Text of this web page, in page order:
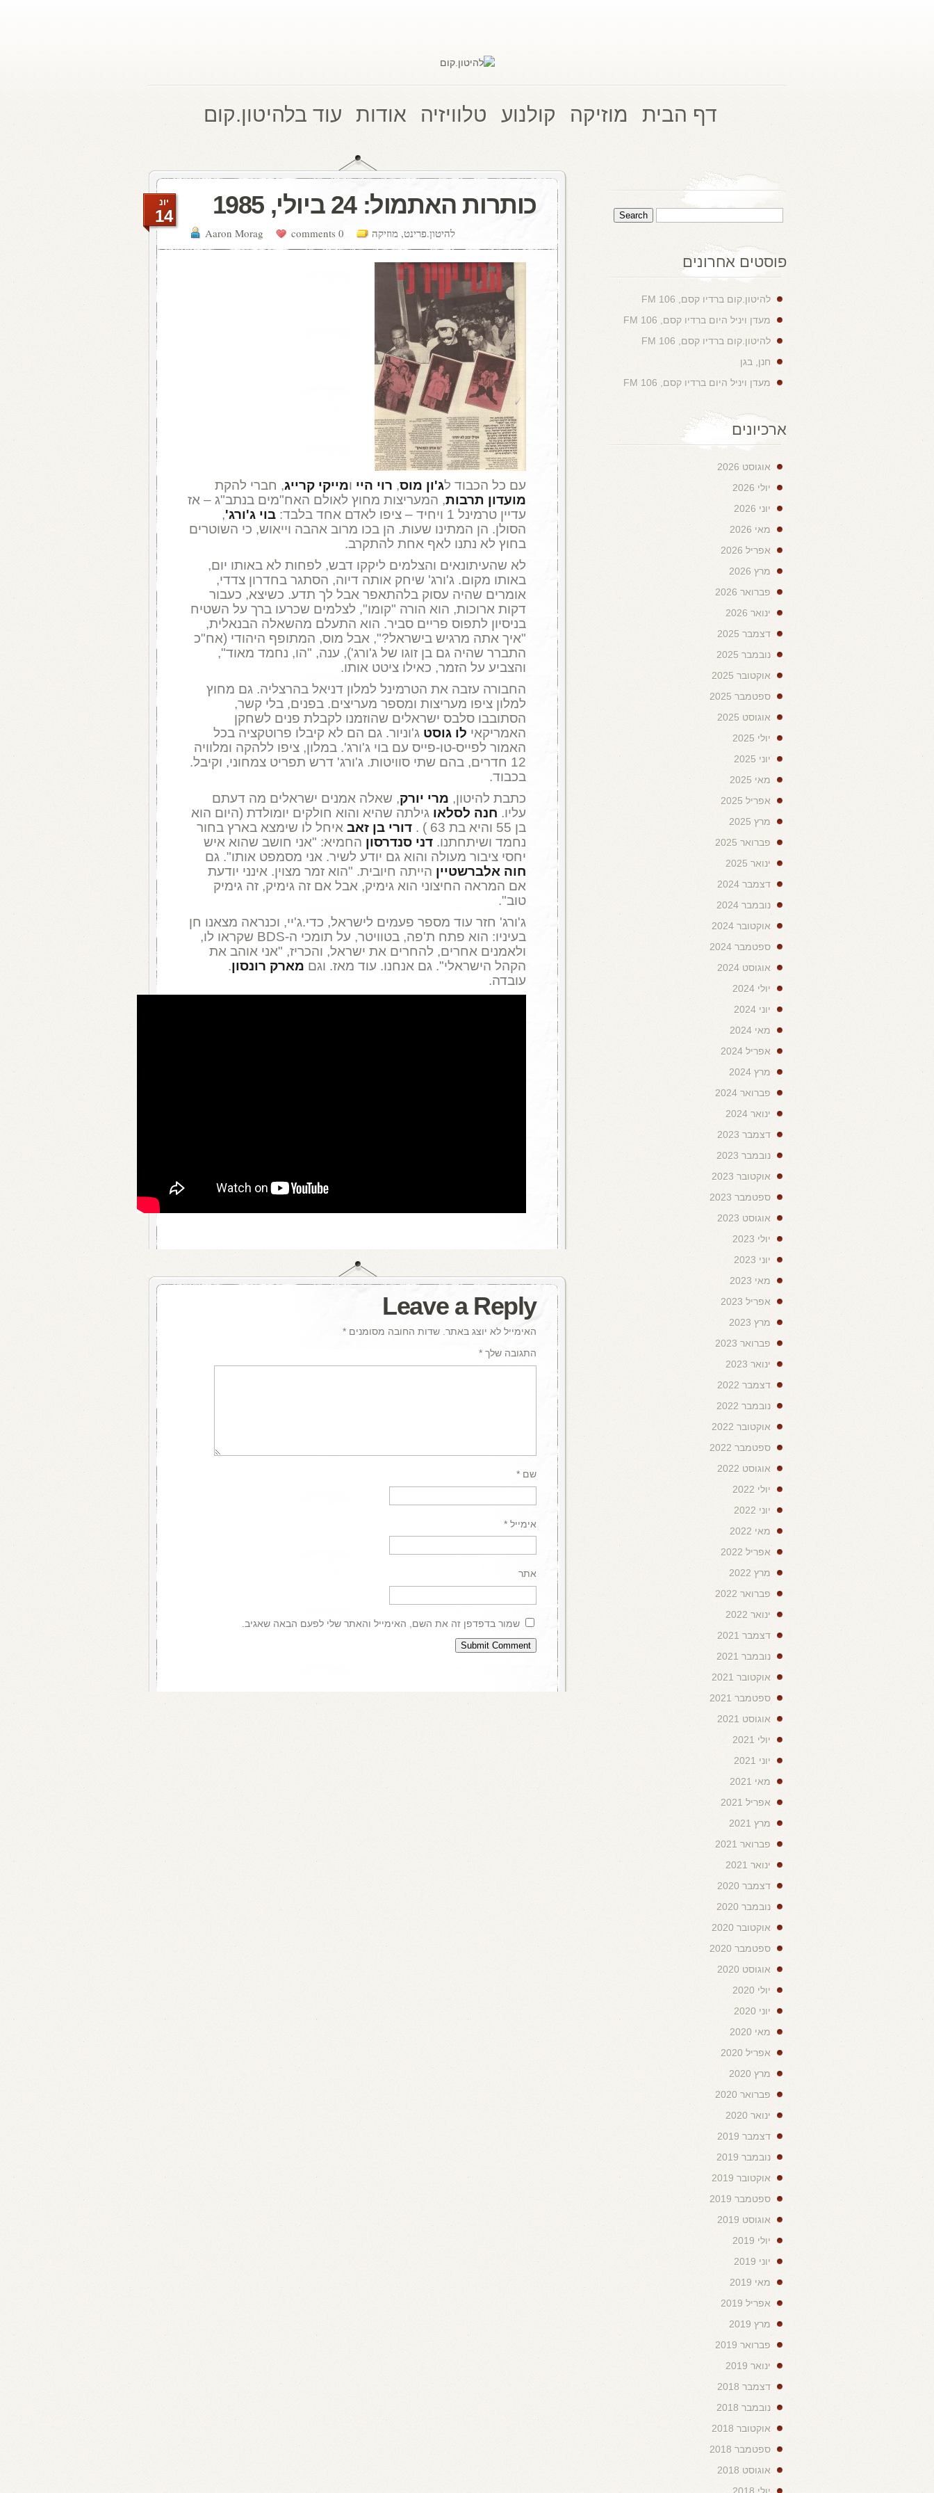
דף הבית מוזיקה קולנוע טלוויזיה אודות עוד בלהיטון.קום
כותרות האתמול: 24 ביולי, 1985
Aaron Morag 0 comments להיטון.פרינט, מוזיקה
יונ
14
עם כל הכבוד לג'ון מוס, רוי היי ומייקי קרייג, חברי להקת
מועדון תרבות, המעריצות מחוץ לאולם האח"מים בנתב"ג – אז
עדיין טרמינל 1 ויחיד – ציפו לאדם אחד בלבד:
בוי ג'ורג',
הסולן. הן המתינו שעות. הן בכו מרוב אהבה וייאוש, כי השוטרים
בחוץ לא נתנו לאף אחת להתקרב.
לא שהעיתונאים והצלמים ליקקו דבש, לפחות לא באותו יום,
באותו מקום. ג'ורג' שיחק אותה דיוה, הסתגר בחדרון צדדי,
אומרים שהיה עסוק בלהתאפר אבל לך תדע. כשיצא, כעבור
דקות ארוכות, הוא הורה "קומו", לצלמים שכרעו ברך על השטיח
בניסיון לתפוס פריים סביר. הוא התעלם מהשאלה הבנאלית,
"איך אתה מרגיש בישראל?", אבל מוס, המתופף היהודי (אח"כ
התברר שהיה גם בן זוגו של ג'ורג'), ענה, "הו, נחמד מאוד",
והצביע על הזמר, כאילו ציטט אותו.
החבורה עזבה את הטרמינל למלון דניאל בהרצליה. גם מחוץ
למלון ציפו מעריצות ומספר מעריצים. בפנים, בלי קשר,
הסתובבו סלבס ישראלים שהוזמנו לקבלת פנים לשחקן
האמריקאי לו גוסט ג'וניור. גם הם לא קיבלו פרוטקציה בכל
האמור לפייס-טו-פייס עם בוי ג'ורג'. במלון, ציפו ללהקה ומלוויה
12 חדרים, בהם שתי סוויטות. ג'ורג' דרש תפריט צמחוני, וקיבל.
בכבוד.
כתבת להיטון, מרי יורק, שאלה אמנים ישראלים מה דעתם
עליו. חנה לסלאו גילתה שהיא והוא חולקים יומולדת (היום הוא
בן 55 והיא בת 63 ) .
דורי בן זאב איחל לו שימצא בארץ בחור
נחמד ושיתחתנו. דני סנדרסון החמיא: "אני חושב שהוא איש
יחסי ציבור מעולה והוא גם יודע לשיר. אני מסמפט אותו". גם
חוה אלברשטיין הייתה חיובית. "הוא זמר מצוין. אינני יודעת
אם המראה החיצוני הוא גימיק, אבל אם זה גימיק, זה גימיק
טוב".
ג'ורג' חזר עוד מספר פעמים לישראל, כדי.ג'יי, וכנראה מצאנו חן
בעיניו: הוא פתח ת'פה, בטוויטר, על תומכי ה-BDS שקראו לו,
ולאמנים אחרים, להחרים את ישראל, והכריז, "אני אוהב את
הקהל הישראלי". גם אנחנו. עוד מאז. וגם מארק רונסון.
עובדה.
Leave a Reply
האימייל לא יוצג באתר. שדות החובה מסומנים *
התגובה שלך *
שם *
אימייל *
אתר
שמור בדפדפן זה את השם, האימייל והאתר שלי לפעם הבאה שאגיב.
פוסטים אחרונים
להיטון.קום ברדיו קסם, 106 FM
מעדן ויניל היום ברדיו קסם, 106 FM
להיטון.קום ברדיו קסם, 106 FM
חנן, בגן
מעדן ויניל היום ברדיו קסם, 106 FM
ארכיונים
אוגוסט 2026
יולי 2026
יוני 2026
מאי 2026
אפריל 2026
מרץ 2026
פברואר 2026
ינואר 2026
דצמבר 2025
נובמבר 2025
אוקטובר 2025
ספטמבר 2025
אוגוסט 2025
יולי 2025
יוני 2025
מאי 2025
אפריל 2025
מרץ 2025
פברואר 2025
ינואר 2025
דצמבר 2024
נובמבר 2024
אוקטובר 2024
ספטמבר 2024
אוגוסט 2024
יולי 2024
יוני 2024
מאי 2024
אפריל 2024
מרץ 2024
פברואר 2024
ינואר 2024
דצמבר 2023
נובמבר 2023
אוקטובר 2023
ספטמבר 2023
אוגוסט 2023
יולי 2023
יוני 2023
מאי 2023
אפריל 2023
מרץ 2023
פברואר 2023
ינואר 2023
דצמבר 2022
נובמבר 2022
אוקטובר 2022
ספטמבר 2022
אוגוסט 2022
יולי 2022
יוני 2022
מאי 2022
אפריל 2022
מרץ 2022
פברואר 2022
ינואר 2022
דצמבר 2021
נובמבר 2021
אוקטובר 2021
ספטמבר 2021
אוגוסט 2021
יולי 2021
יוני 2021
מאי 2021
אפריל 2021
מרץ 2021
פברואר 2021
ינואר 2021
דצמבר 2020
נובמבר 2020
אוקטובר 2020
ספטמבר 2020
אוגוסט 2020
יולי 2020
יוני 2020
מאי 2020
אפריל 2020
מרץ 2020
פברואר 2020
ינואר 2020
דצמבר 2019
נובמבר 2019
אוקטובר 2019
ספטמבר 2019
אוגוסט 2019
יולי 2019
יוני 2019
מאי 2019
אפריל 2019
מרץ 2019
פברואר 2019
ינואר 2019
דצמבר 2018
נובמבר 2018
אוקטובר 2018
ספטמבר 2018
אוגוסט 2018